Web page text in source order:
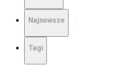
Najnowsze
Tagi